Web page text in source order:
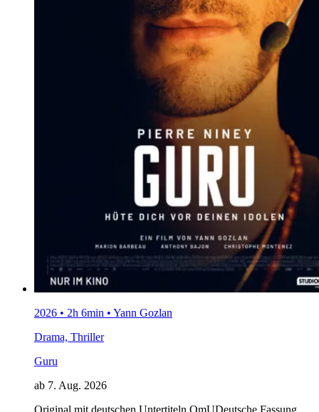
2026 • 2h 6min • Yann Gozlan
Drama, Thriller
Guru
ab 7. Aug. 2026